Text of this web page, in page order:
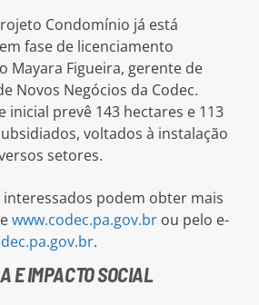
Condomínio já está
fase de licenciamento
Mayara Figueira, gerente de
Novos Negócios da Codec.
inicial prevê 143 hectares e 113
voltados à instalação
setores.
podem obter mais
www.codec.pa.gov.br ou pelo e-
.
E IMPACTO SOCIAL